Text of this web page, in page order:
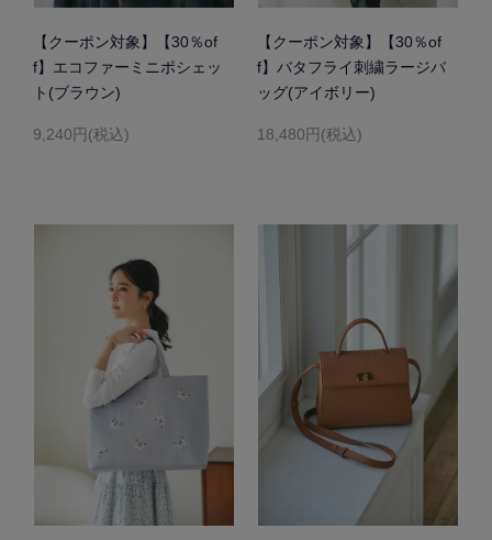
【クーポン対象】【30％of
f】エコファーミニポシェッ
ト(ブラウン)
9,240円(税込)
【クーポン対象】【30％of
f】バタフライ刺繍ラージバ
ッグ(アイボリー)
18,480円(税込)